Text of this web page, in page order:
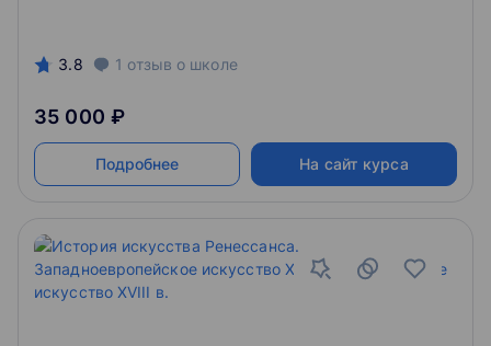
3.8 1 отзыв о школе
35 000 ₽
Подробнее На сайт курса